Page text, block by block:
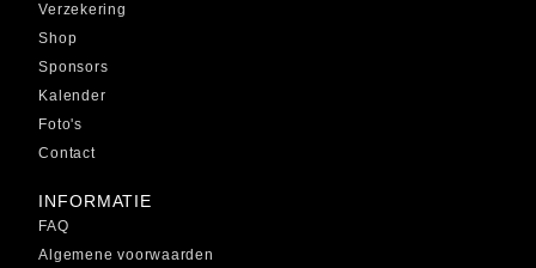
Verzekering
Shop
Sponsors
Kalender
Foto's
Contact
INFORMATIE
FAQ
Algemene voorwaarden